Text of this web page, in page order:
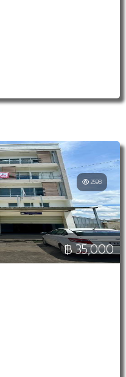
2598
฿ 35,000